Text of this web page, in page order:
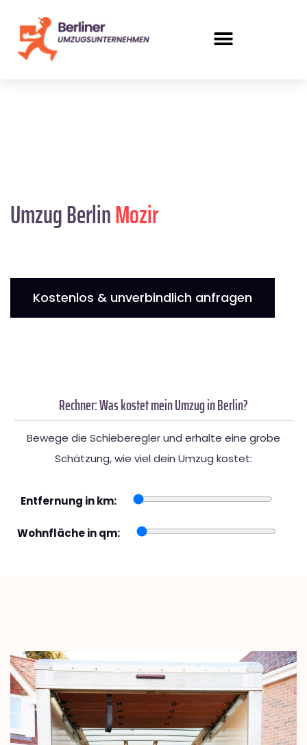
Umzug BerlinMozir
Kostenlos & unverbindlich anfragen
Rechner: Was kostet mein Umzug in Berlin?
Bewege die Schieberegler und erhalte eine grobe
Schätzung, wie viel dein Umzug kostet:
Entfernung in km:
Wohnfläche in qm: